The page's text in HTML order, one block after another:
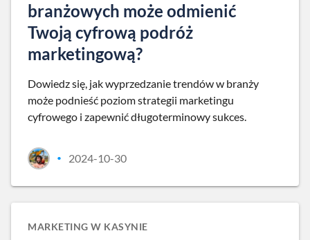
branżowych może odmienić
Twoją cyfrową podróż
marketingową?
Dowiedz się, jak wyprzedzanie trendów w branży
może podnieść poziom strategii marketingu
cyfrowego i zapewnić długoterminowy sukces.
• 2024-10-30
MARKETING W KASYNIE